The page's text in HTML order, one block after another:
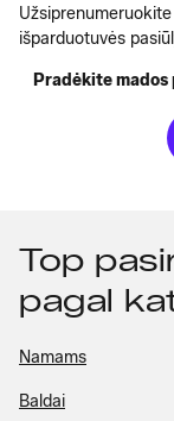
išparduotuvės
Pradėkite mados
Top
pagal
Namams
Baldai